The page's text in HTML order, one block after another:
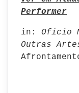
Performer
in: Ofício
Outras